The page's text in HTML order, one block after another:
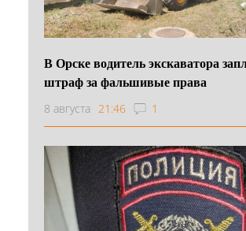
В Орске водитель экскаватора
штраф за фальшивые права
8 августа 21:46 1